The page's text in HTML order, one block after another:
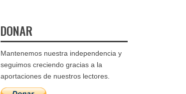
DONAR
Mantenemos nuestra independencia y
seguimos creciendo gracias a la
aportaciones de nuestros lectores.